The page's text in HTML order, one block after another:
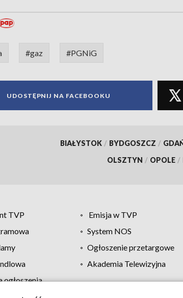
#gaz #PGNiG
UDOSTĘPNIJ NA FACEBOOKU
BIAŁYSTOK / BYDGOSZCZ /
OLSZTYN / OPOLE /
TVP Emisja w TVP
System NOS
Ogłoszenie przetargowe
Akademia Telewizyjna
ogłoszenia